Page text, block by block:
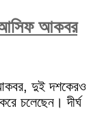
আসিফ আকবর
আকবর, দুই দশকেরও
চলেছেন। দীর্ঘ